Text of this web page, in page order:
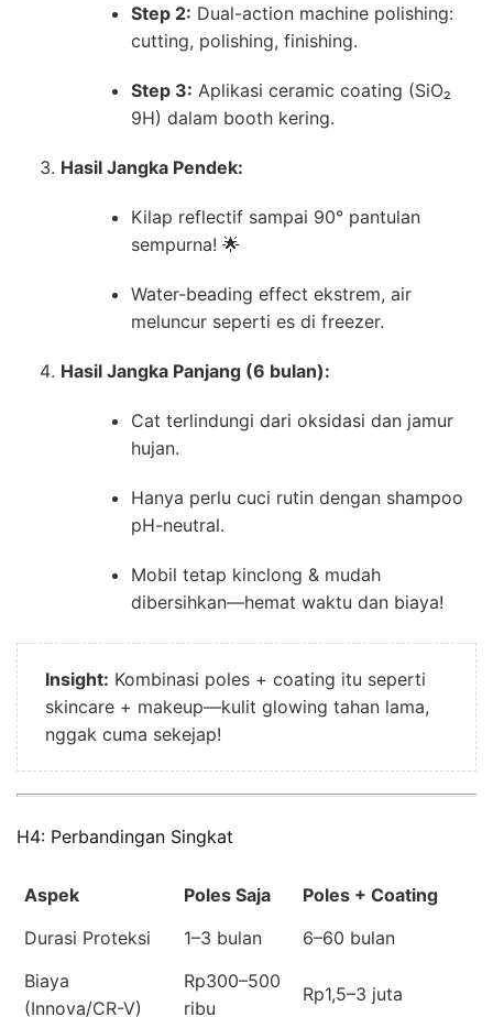
Step 2: Dual-action machine polishing:
cutting, polishing, finishing.
Step 3: Aplikasi ceramic coating (SiO₂
9H) dalam booth kering.
Hasil Jangka Pendek:
Kilap reflectif sampai 90° pantulan
sempurna! 🌟
Water-beading effect ekstrem, air
meluncur seperti es di freezer.
Hasil Jangka Panjang (6 bulan):
Cat terlindungi dari oksidasi dan jamur
hujan.
Hanya perlu cuci rutin dengan shampoo
pH-neutral.
Mobil tetap kinclong & mudah
dibersihkan—hemat waktu dan biaya!
Insight: Kombinasi poles + coating itu seperti
skincare + makeup—kulit glowing tahan lama,
nggak cuma sekejap!
H4: Perbandingan Singkat
Aspek Poles Saja
Poles + Coating
Durasi Proteksi
1–3 bulan
6–60 bulan
Biaya
(Innova/CR-V)
Rp300–500
ribu
Rp1,5–3 juta